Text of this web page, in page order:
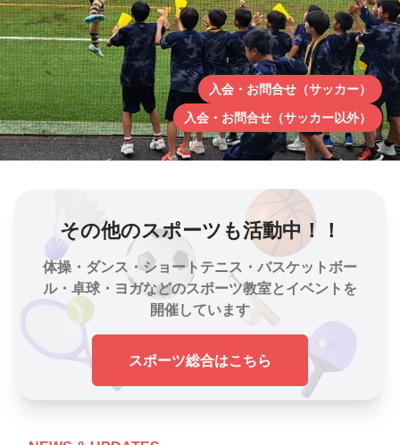
入会・お問合せ（サッカー）
入会・お問合せ（サッカー以外）
その他のスポーツも活動中！！
体操・ダンス・ショートテニス・バスケットボー
ル・卓球・ヨガなどのスポーツ教室とイベントを
開催しています
スポーツ総合はこちら